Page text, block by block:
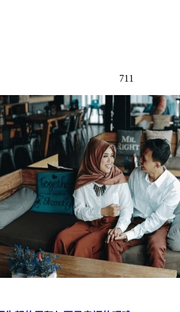
711